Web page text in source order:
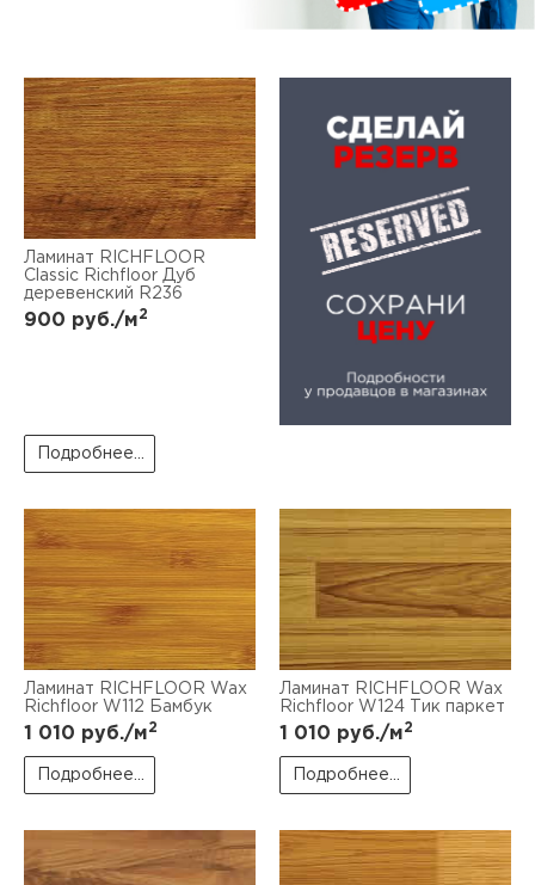
Ламинат RICHFLOOR
Classic Richfloor Дуб
деревенский R236
900 руб./м2
Подробнее...
Ламинат RICHFLOOR Wax
Richfloor W112 Бамбук
1 010 руб./м2
Подробнее...
Ламинат RICHFLOOR Wax
Richfloor W124 Тик паркет
1 010 руб./м2
Подробнее...